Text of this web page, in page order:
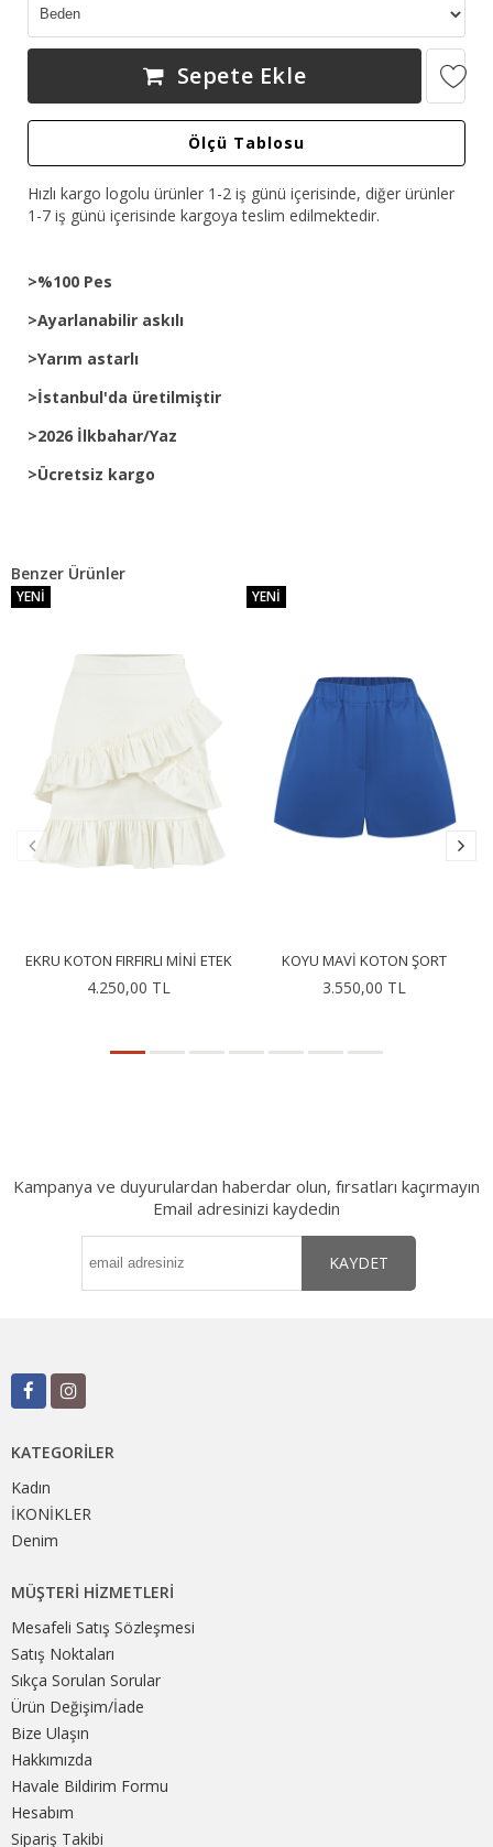
Sepete Ekle
Ölçü Tablosu
Hızlı kargo logolu ürünler 1-2 iş günü içerisinde, diğer ürünler
1-7 iş günü içerisinde kargoya teslim edilmektedir.
>%100 Pes
>Ayarlanabilir askılı
>Yarım astarlı
>İstanbul'da üretilmiştir
>2026 İlkbahar/Yaz
>Ücretsiz kargo
Benzer Ürünler
EKRU KOTON FIRFIRLI MINI ETEK
4.250,00 TL
YENI
KOYU MAVI KOTON ŞORT
3.550,00 TL
YENI
Kampanya ve duyurulardan haberdar olun, fırsatları kaçırmayın
Email adresinizi kaydedin
KAYDET
KATEGORILER
Kadın
İKONİKLER
Denim
MÜŞTERI HIZMETLERI
Mesafeli Satış Sözleşmesi
Satış Noktaları
Sıkça Sorulan Sorular
Ürün Değişim/İade
Bize Ulaşın
Hakkımızda
Havale Bildirim Formu
Hesabım
Sipariş Takibi